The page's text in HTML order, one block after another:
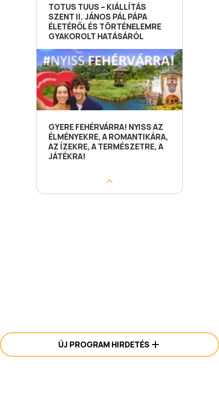
TOTUS TUUS – KIÁLLÍTÁS
SZENT II. JÁNOS PÁL PÁPA
ÉLETÉRŐL ÉS TÖRTÉNELEMRE
GYAKOROLT HATÁSÁRÓL
GYERE FEHÉRVÁRRA! NYISS AZ
ÉLMÉNYEKRE, A ROMANTIKÁRA,
AZ ÍZEKRE, A TERMÉSZETRE, A
JÁTÉKRA!
ÚJ PROGRAM HIRDETÉS